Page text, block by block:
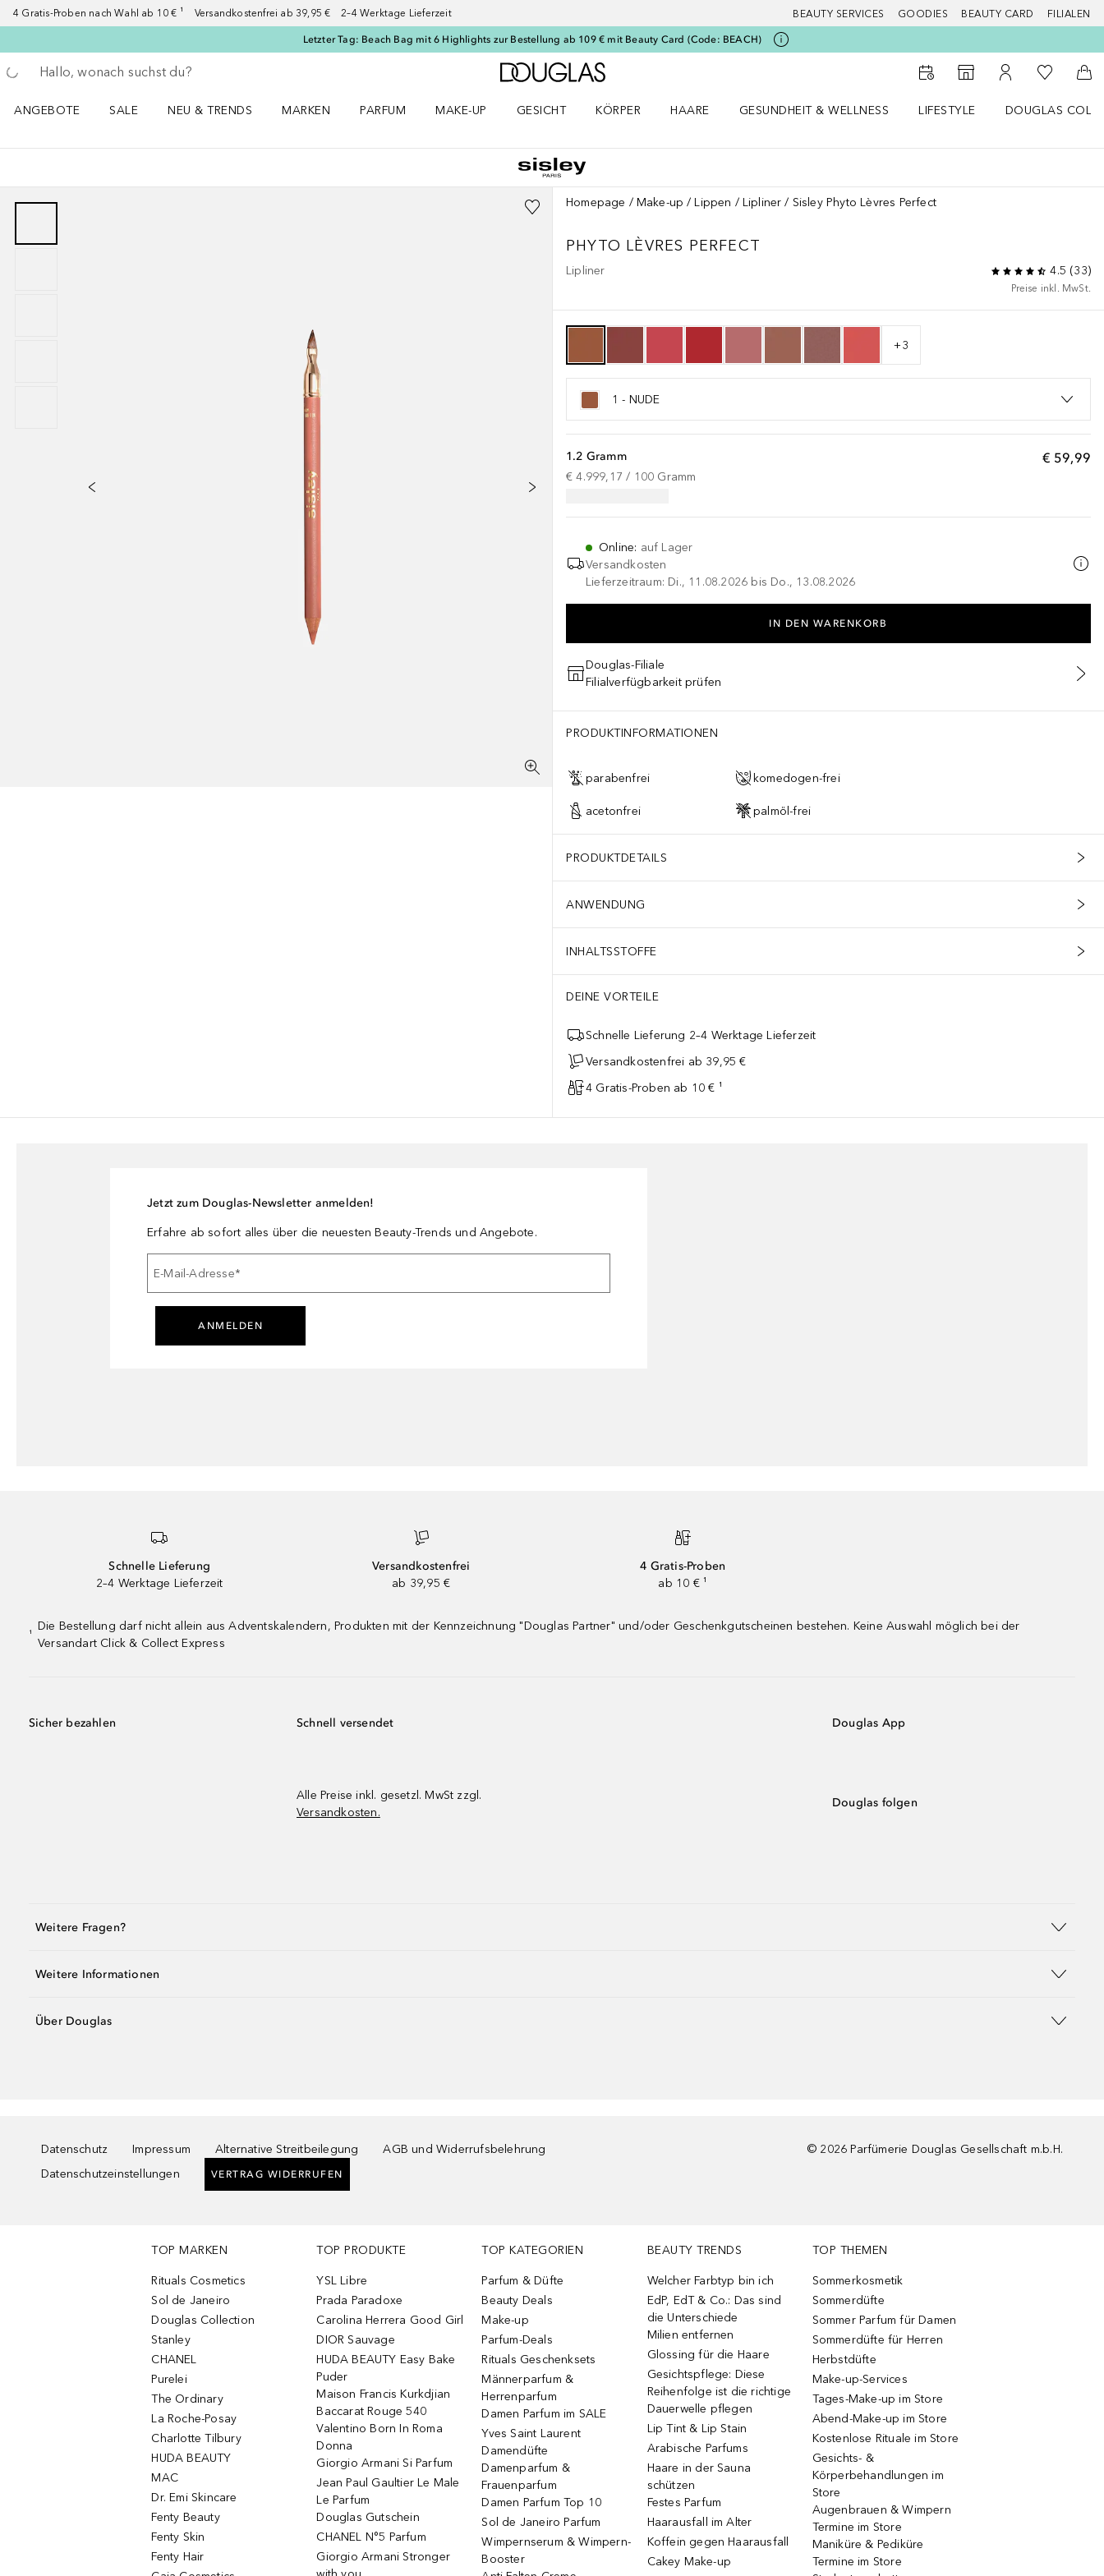
4 Gratis-Proben nach Wahl ab 10 € ¹ Versandkostenfrei ab 39,95 € 2–4 Werktage Lieferzeit BEAUTY SERVICES GOODIES BEAUTY CARD FILIALEN
Letzter Tag: Beach Bag mit 6 Highlights zur Bestellung ab 109 € mit Beauty Card (Code: BEACH)
Gehe zurück
Suche ausführen
Zur Douglas Startseite
Zum Storefinder
Zu Meinem
Zu Meiner
ANGEBOTE
SALE
NEU & TRENDS
MARKEN
PARFUM
MAKE-UP
GESICHT
KÖRPER
HAARE
GESUNDHEIT & WELLNESS
LIFESTYLE
DOUGLAS
Homepage Make-up Lippen Lipliner Sisley Phyto Lèvres Perfect
PHYTO LÈVRES PERFECT
Lipliner 4.5 (33)
Preise inkl. MwSt.
+3
1 - NUDE
€ 59,99
1.2 Gramm
€ 4.999,17 / 100 Gramm
Online: auf Lager
Versandkosten
Lieferzeitraum: Di., 11.08.2026 bis Do., 13.08.2026
IN DEN WARENKORB
Douglas-Filiale
Filialverfügbarkeit prüfen
PRODUKTINFORMATIONEN
parabenfrei komedogen-frei
acetonfrei palmöl-frei
PRODUKTDETAILS
ANWENDUNG
INHALTSSTOFFE
DEINE VORTEILE
Schnelle Lieferung 2–4 Werktage Lieferzeit
Versandkostenfrei ab 39,95 €
4 Gratis-Proben ab 10 € ¹
Jetzt zum Douglas-Newsletter anmelden!
Erfahre ab sofort alles über die neuesten Beauty-Trends und Angebote.
E-Mail-Adresse*
ANMELDEN
Schnelle Lieferung
2–4 Werktage Lieferzeit
Versandkostenfrei
ab 39,95 €
4 Gratis-Proben
ab 10 € ¹
¹
Die Bestellung darf nicht allein aus Adventskalendern, Produkten mit der Kennzeichnung "Douglas Partner" und/oder Geschenkgutscheinen bestehen. Keine Auswahl möglich bei der
Versandart Click & Collect Express
Sicher bezahlen Schnell versendet
Alle Preise inkl. gesetzl. MwSt zzgl.
Versandkosten.
Douglas App
Douglas folgen
Weitere Fragen?
Weitere Informationen
Über Douglas
Datenschutz Impressum Alternative Streitbeilegung
AGB und Widerrufsbelehrung
Datenschutzeinstellungen
VERTRAG WIDERRUFEN
© 2026 Parfümerie Douglas Gesellschaft m.b.H.
TOP MARKEN
Rituals Cosmetics
Sol de Janeiro
Douglas Collection
Stanley
CHANEL
Purelei
The Ordinary
La Roche-Posay
Charlotte Tilbury
HUDA BEAUTY
MAC
Dr. Emi Skincare
Fenty Beauty
Fenty Skin
Fenty Hair
TOP PRODUKTE
YSL Libre
Prada Paradoxe
Carolina Herrera Good Girl
DIOR Sauvage
HUDA BEAUTY Easy Bake
Puder
Maison Francis Kurkdjian
Baccarat Rouge 540
Valentino Born In Roma
Donna
Giorgio Armani Si Parfum
Jean Paul Gaultier Le Male
Le Parfum
Douglas Gutschein
CHANEL N°5 Parfum
Giorgio Armani Stronger
TOP KATEGORIEN
Parfum & Düfte
Beauty Deals
Make-up
Parfum-Deals
Rituals Geschenksets
Männerparfum &
Herrenparfum
Damen Parfum im SALE
Yves Saint Laurent
Damendüfte
Damenparfum &
Frauenparfum
Damen Parfum Top 10
Sol de Janeiro Parfum
Wimpernserum & Wimpern-
Booster
BEAUTY TRENDS
Welcher Farbtyp bin ich
EdP, EdT & Co.: Das sind
die Unterschiede
Milien entfernen
Glossing für die Haare
Gesichtspflege: Diese
Reihenfolge ist die richtige
Dauerwelle pflegen
Lip Tint & Lip Stain
Arabische Parfums
Haare in der Sauna
schützen
Festes Parfum
Haarausfall im Alter
Koffein gegen Haarausfall
Cakey Make-up
TOP THEMEN
Sommerkosmetik
Sommerdüfte
Sommer Parfum für Damen
Sommerdüfte für Herren
Herbstdüfte
Make-up-Services
Tages-Make-up im Store
Abend-Make-up im Store
Kostenlose Rituale im Store
Gesichts- &
Körperbehandlungen im
Store
Augenbrauen & Wimpern
Termine im Store
Maniküre & Pediküre
Termine im Store